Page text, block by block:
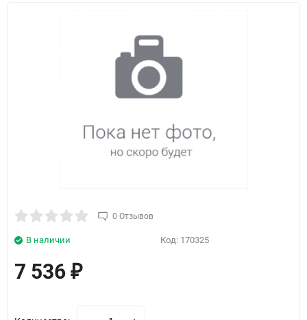
0 Отзывов
Код: 170325
В наличии
7 536 ₽